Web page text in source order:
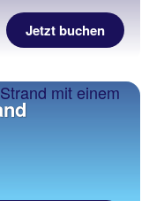
Jetzt buchen